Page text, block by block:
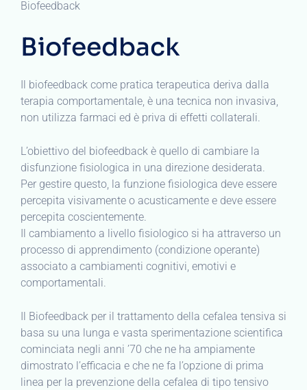
Biofeedback
Biofeedback
Il biofeedback come pratica terapeutica deriva dalla
terapia comportamentale, è una tecnica non invasiva,
non utilizza farmaci ed è priva di effetti collaterali.
L’obiettivo del biofeedback è quello di cambiare la
disfunzione fisiologica in una direzione desiderata.
Per gestire questo, la funzione fisiologica deve essere
percepita visivamente o acusticamente e deve essere
percepita coscientemente.
Il cambiamento a livello fisiologico si ha attraverso un
processo di apprendimento (condizione operante)
associato a cambiamenti cognitivi, emotivi e
comportamentali.
Il Biofeedback per il trattamento della cefalea tensiva si
basa su una lunga e vasta sperimentazione scientifica
cominciata negli anni ’70 che ne ha ampiamente
dimostrato l’efficacia e che ne fa l’opzione di prima
linea per la prevenzione della cefalea di tipo tensivo